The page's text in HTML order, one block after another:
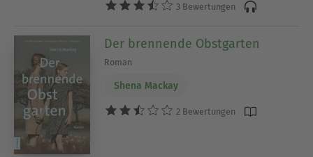
3 Bewertungen
Der brennende Obstgarten
Roman
Shena Mackay
2 Bewertungen